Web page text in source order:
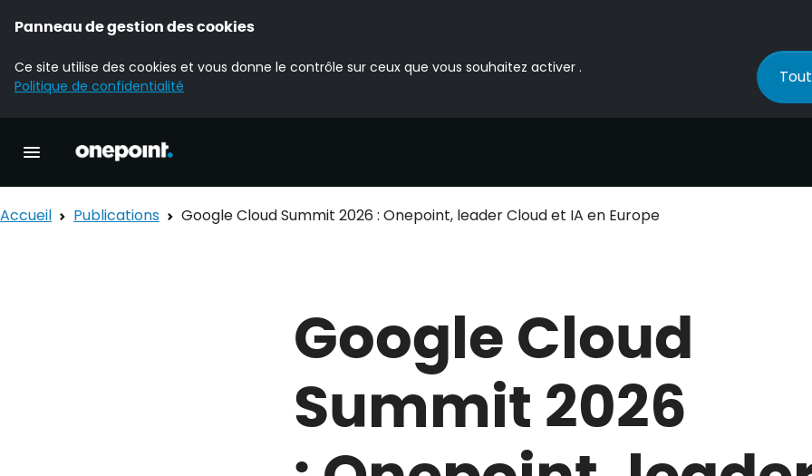
Panneau de gestion des cookies
Ce site utilise des cookies et vous donne le contrôle sur ceux que vous souhaitez activer .
Politique de confidentialité
Accueil Publications Google Cloud Summit 2026 : Onepoint, leader Cloud et IA en Europe
Google Cloud
Summit 2026